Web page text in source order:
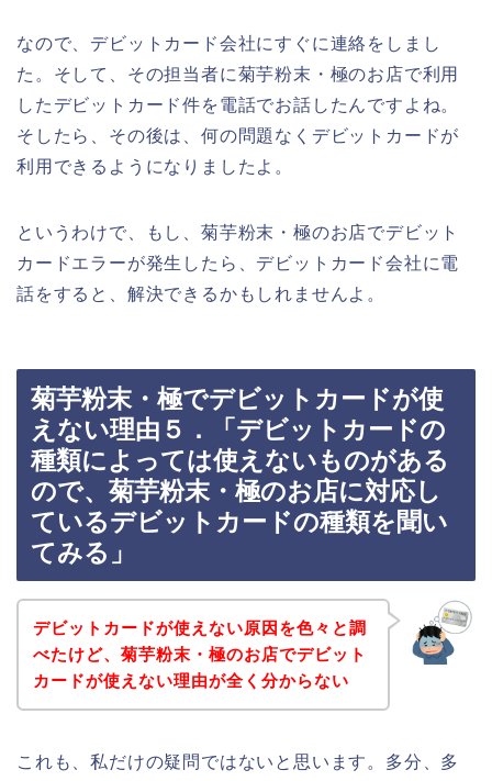
なので、デビットカード会社にすぐに連絡をしまし
た。そして、その担当者に菊芋粉末・極のお店で利用
したデビットカード件を電話でお話したんですよね。
そしたら、その後は、何の問題なくデビットカードが
利用できるようになりましたよ。
というわけで、もし、菊芋粉末・極のお店でデビット
カードエラーが発生したら、デビットカード会社に電
話をすると、解決できるかもしれませんよ。
菊芋粉末・極でデビットカードが使
えない理由５．「デビットカードの
種類によっては使えないものがある
ので、菊芋粉末・極のお店に対応し
ているデビットカードの種類を聞い
てみる」
デビットカードが使えない原因を色々と調
べたけど、菊芋粉末・極のお店でデビット
カードが使えない理由が全く分からない
これも、私だけの疑問ではないと思います。多分、多